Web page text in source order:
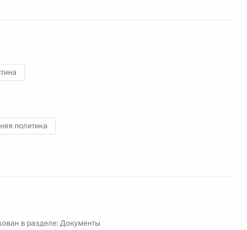
бюджете на 2015 год и на плановый
политика
в разделе:Документы